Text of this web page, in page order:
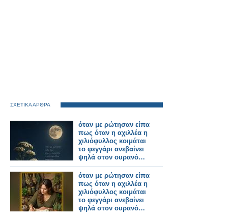
ΣΧΕΤΙΚΑ ΑΡΘΡΑ
όταν με ρώτησαν είπα
πως όταν η αχιλλέα η
χιλιόφυλλος κοιμάται
το φεγγάρι ανεβαίνει
ψηλά στον ουρανό…
όταν με ρώτησαν είπα
πως όταν η αχιλλέα η
χιλιόφυλλος κοιμάται
το φεγγάρι ανεβαίνει
ψηλά στον ουρανό…